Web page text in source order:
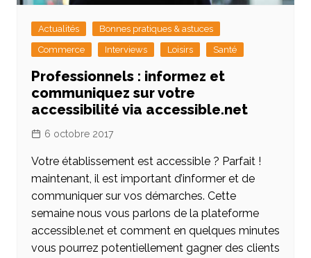
Actualités
Bonnes pratiques & astuces
Commerce
Interviews Loisirs Santé
Professionnels : informez et
communiquez sur votre
accessibilité via accessible.net
6 octobre 2017
Votre établissement est accessible ? Parfait !
maintenant, il est important d’informer et de
communiquer sur vos démarches. Cette
semaine nous vous parlons de la plateforme
accessible.net et comment en quelques minutes
vous pourrez potentiellement gagner des clients